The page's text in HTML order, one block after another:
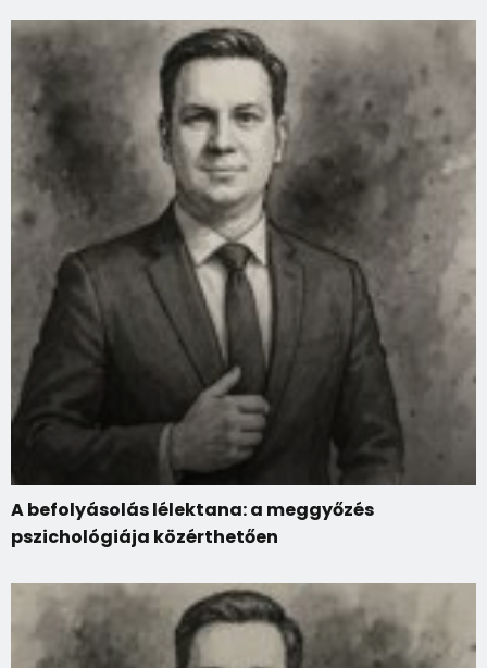
A befolyásolás lélektana: a meggyőzés
pszichológiája közérthetően